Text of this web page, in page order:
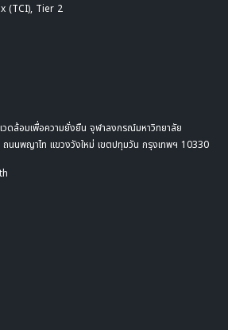
(TCI), Tier 2
ดล้อมเพื่อความยั่งยืน จุฬาลงกรณ์มหาวิทยาลัย
นนพญาไท แขวงวังใหม่ เขตปทุมวัน กรุงเทพฯ 10330